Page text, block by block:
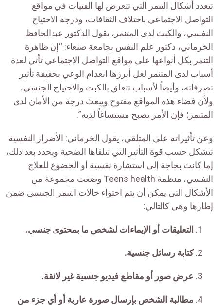
تتعدد أشكال التنمر التي تتعرض لها الفتيات في مواقع
التواصل الاجتماعي باختلاف الثقافات، ودرجة الاحتياج
النفسي، والكبت لدى المتنمر، يقول الدكتور عبدالحافظ
الخرماني، دكتور علم النفس بجامعة صنعاء: “إن ظاهرة
التنمر بكل أنواعها على مواقع التواصل الاجتماعي تأتي لعدة
أسباب لدى المتنمر لعل أبرزها انعدام الوعي بحقيقة تأثير
تصرفاته، وأيضاً لأسباب تتعلق بالكبت والاحتياج الجنسي،
ولأن فضاء هذه المواقع مفتوح ويبعث درجة من الأمان لدى
المتنمر؛ فإن الأمر يصبح مستساغاً لديه”.
وعن تأثيراته على المتلقي، يقول الخرماني: الأضرار النفسية
تتشكل حسب قوة التأثير التي تتلقاها الضحية ويحدد بعد ذلك،
إما كانت بحاجة إلى استشارة نفسية أو الخضوع للعلاج
النفسي، منظمة Teens health وضعت مجموعة من
الأشكال التي يمكن أن يتم احتواء حالات التنمر الجنسي ضمن
إطارها وهي كالتالي:
التعليقات أو الإيماءات لشخص ما بمحتوى جنسي.
كتابة رسائل جنسية.
عرض صور أو مقاطع فيديو جنسية غير لائقة.
مطالبة الشخص بإرسال صورة عارية أو أي جزء من